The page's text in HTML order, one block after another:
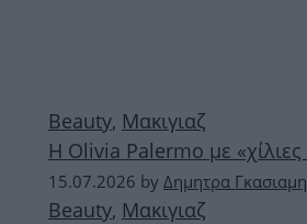
Beauty, Μακιγιαζ
H Olivia Palermo με «χίλιες
15.07.2026 by Δημητρα Γκασιαμη
Beauty, Μακιγιαζ